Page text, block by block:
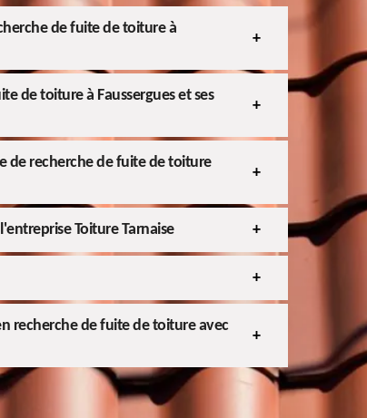
de fuite de toiture à
de toiture à Faussergues et ses
de recherche de fuite de toiture
Toiture Tarnaise
recherche de fuite de toiture avec